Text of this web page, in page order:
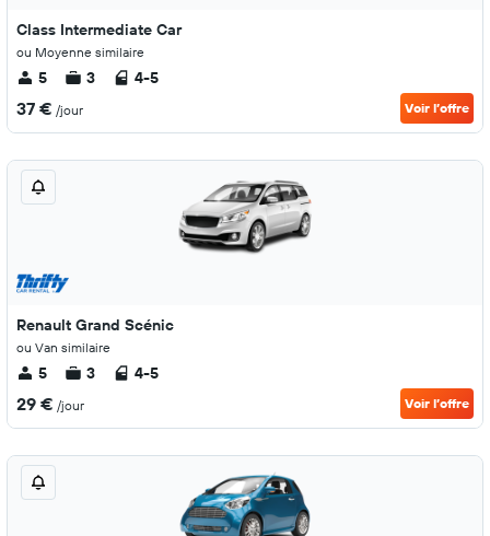
Class Intermediate Car
ou Moyenne similaire
5 3 4-5
37 € /jour Voir l’offre
Renault Grand Scénic
ou Van similaire
5 3 4-5
29 € /jour Voir l’offre